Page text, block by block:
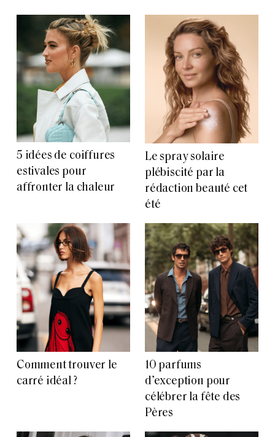
5 idées de coiffures
estivales pour
affronter la chaleur
Le spray solaire
plébiscité par la
rédaction beauté cet
été
Comment trouver le
carré idéal ?
10 parfums
d’exception pour
célébrer la fête des
Pères